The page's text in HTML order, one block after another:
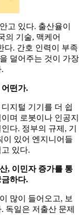
고 있다. 출산율이
의 기술, 맥케어
다. 간호 인력이 부족
덜어주는 것이 가장
떤가.
지털 기기를 더 쉽
며 로봇이나 인공지
다. 정부의 규제, 기
이 있어 엔지니어들
있다.
, 이민자 증가를 통
하다.
많이 들어오고, 보
독일은 저출산 문제